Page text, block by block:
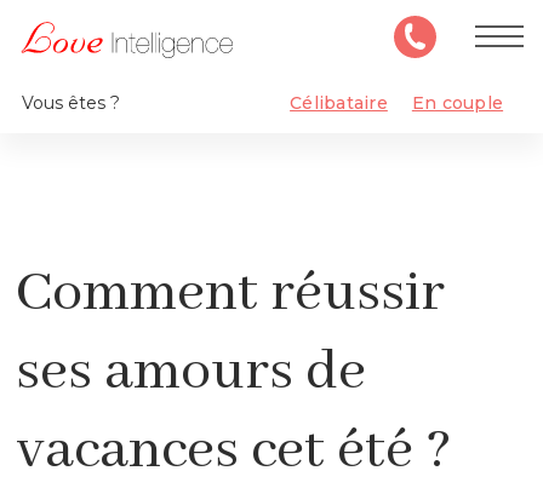
Vous êtes ? Célibataire En couple
Comment réussir
ses amours de
vacances cet été ?